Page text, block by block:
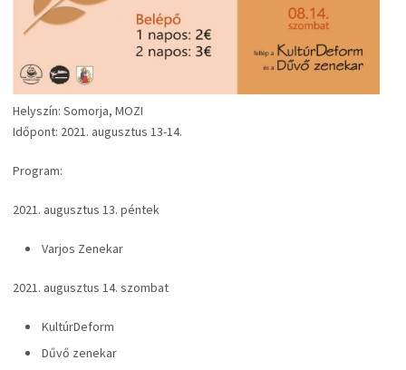
Helyszín: Somorja, MOZI
Időpont: 2021. augusztus 13-14.
Program:
2021. augusztus 13. péntek
Varjos Zenekar
2021. augusztus 14. szombat
KultúrDeform
Dűvő zenekar